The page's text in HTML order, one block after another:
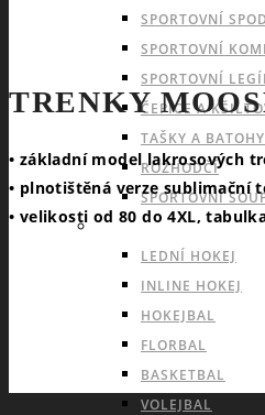
SPORTOVNÍ
SPORTOVNÍ
SPORTOVNÍ
ČEPICE A
TAŠKY A BATOHY
ROZHODČÍ
SPORTOVNÍ
INDOOROVÉ
LEDNÍ HOKEJ
INLINE HOKEJ
HOKEJBAL
FLORBAL
BASKETBAL
VOLEJBAL
TRENKY
• základní model lakrosových
• plnotištěná verze sublimační
• velikosti od 80 do 4XL,